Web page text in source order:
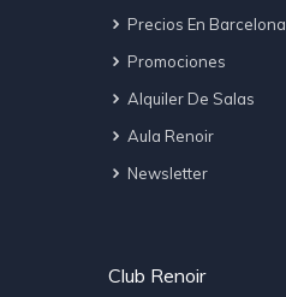
Precios En Barcelona
Promociones
Alquiler De Salas
Aula Renoir
Newsletter
Club Renoir